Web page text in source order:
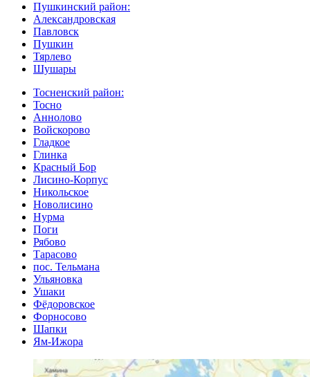
Пушкинский район:
Александровская
Павловск
Пушкин
Тярлево
Шушары
Тосненский район:
Тосно
Аннолово
Войскорово
Гладкое
Глинка
Красный Бор
Лисино-Корпус
Никольское
Новолисино
Нурма
Поги
Рябово
Тарасово
пос. Тельмана
Ульяновка
Ушаки
Фёдоровское
Форносово
Шапки
Ям-Ижора